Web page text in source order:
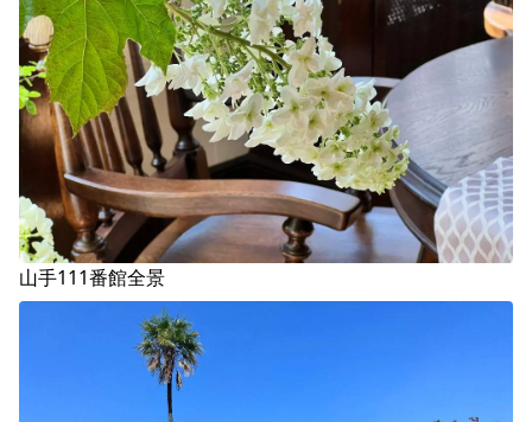
山手111番館全景